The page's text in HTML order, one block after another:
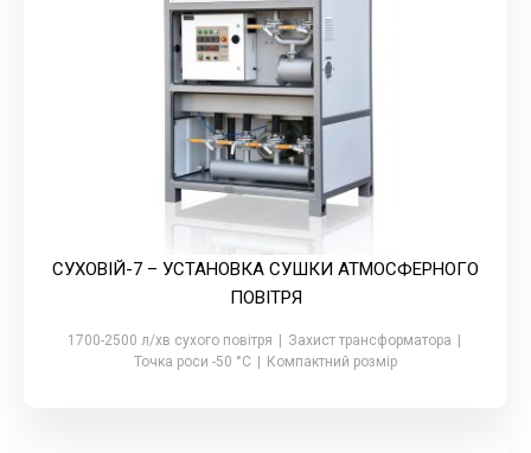
СУХОВІЙ-7 – УСТАНОВКА СУШКИ АТМОСФЕРНОГО
ПОВІТРЯ
1700-2500 л/хв сухого повітря Захист трансформатора
Точка роси -50 °С
Компактний розмір